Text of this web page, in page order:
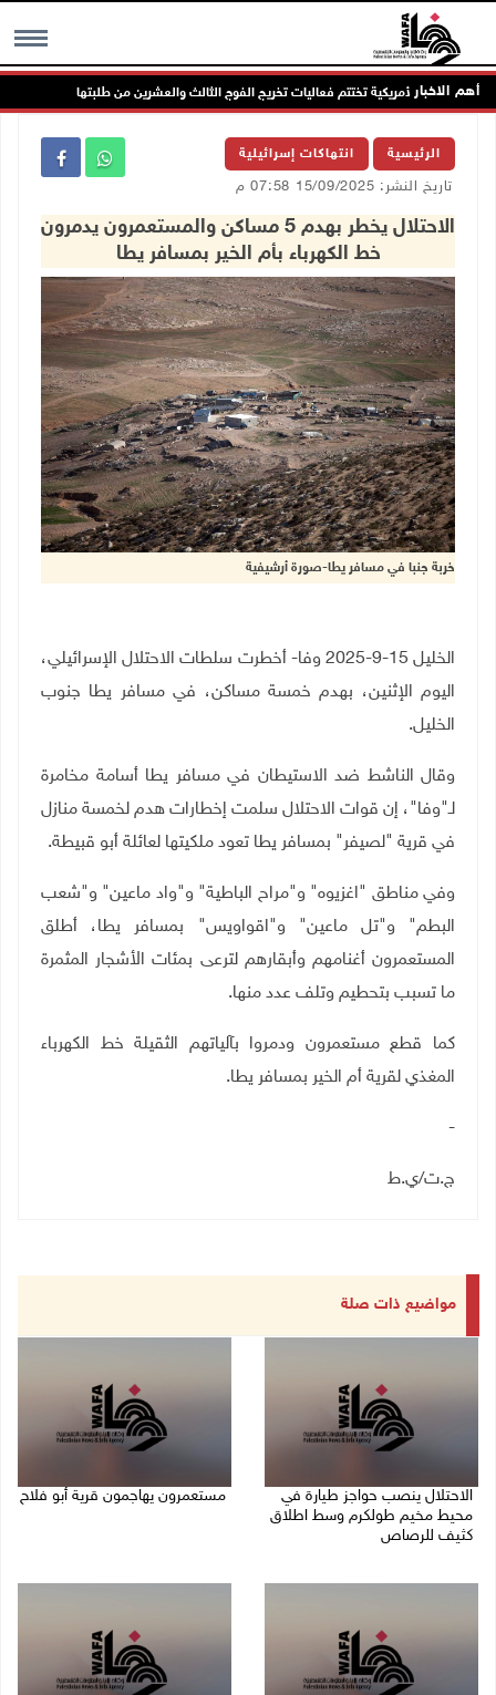
MENU أهم الاخبار
العربية الأمريكية تختتم فعاليات تخريج الفوج الثالث والعشرين من طلبتها
الرئيسية انتهاكات إسرائيلية
تاريخ النشر: 15/09/2025 07:58 م
الاحتلال يخطر بهدم 5 مساكن والمستعمرون يدمرون
خط الكهرباء بأم الخير بمسافر يطا
خربة جنبا في مسافر يطا-صورة أرشيفية
الخليل 15-9-2025 وفا- أخطرت سلطات الاحتلال الإسرائيلي،
اليوم الإثنين، بهدم خمسة مساكن، في مسافر يطا جنوب
الخليل.
وقال الناشط ضد الاستيطان في مسافر يطا أسامة مخامرة
لـ"وفا"، إن قوات الاحتلال سلمت إخطارات هدم لخمسة منازل
في قرية "لصيفر" بمسافر يطا تعود ملكيتها لعائلة أبو قبيطة.
وفي مناطق "اغزيوه" و"مراح الباطية" و"واد ماعين" و"شعب
البطم" و"تل ماعين" و"اقواويس" بمسافر يطا، أطلق
المستعمرون أغنامهم وأبقارهم لترعى بمئات الأشجار المثمرة
ما تسبب بتحطيم وتلف عدد منها.
كما قطع مستعمرون ودمروا بآلياتهم الثقيلة خط الكهرباء
المغذي لقرية أم الخير بمسافر يطا.
-
ج.ت/ي.ط
مواضيع ذات صلة
الاحتلال ينصب حواجز طيارة في
محيط مخيم طولكرم وسط اطلاق
كثيف للرصاص
مستعمرون يهاجمون قرية أبو فلاح